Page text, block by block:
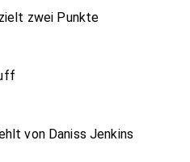
zwei Punkte
von Daniss Jenkins